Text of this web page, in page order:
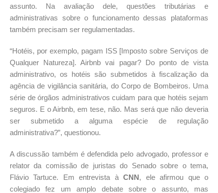
assunto. Na avaliação dele, questões tributárias e
administrativas sobre o funcionamento dessas plataformas
também precisam ser regulamentadas.
“Hotéis, por exemplo, pagam ISS [Imposto sobre Serviços de
Qualquer Natureza]. Airbnb vai pagar? Do ponto de vista
administrativo, os hotéis são submetidos à fiscalização da
agência de vigilância sanitária, do Corpo de Bombeiros. Uma
série de órgãos administrativos cuidam para que hotéis sejam
seguros. E o Airbnb, em tese, não. Mas será que não deveria
ser submetido a alguma espécie de regulação
administrativa?”, questionou.
A discussão também é defendida pelo advogado, professor e
relator da comissão de juristas do Senado sobre o tema,
Flávio Tartuce. Em entrevista àCNN, ele afirmou que o
colegiado fez um amplo debate sobre o assunto, mas